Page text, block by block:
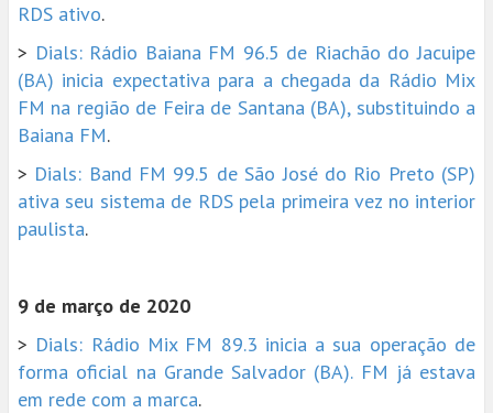
RDS ativo.
> Dials: Rádio Baiana FM 96.5 de Riachão do Jacuipe
(BA) inicia expectativa para a chegada da Rádio Mix
FM na região de Feira de Santana (BA), substituindo a
Baiana FM.
> Dials: Band FM 99.5 de São José do Rio Preto (SP)
ativa seu sistema de RDS pela primeira vez no interior
paulista.
9 de março de 2020
> Dials: Rádio Mix FM 89.3 inicia a sua operação de
forma oficial na Grande Salvador (BA). FM já estava
em rede com a marca.